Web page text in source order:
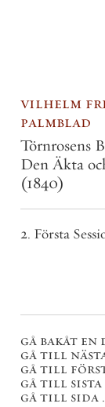
vilhelm
palmblad
Törnrosens
Den Äkta
(1840)
2. Första
gå bakåt en
gå till
gå till
gå till sista
gå till sida .